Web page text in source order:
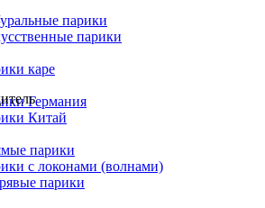
парики
парики
каре
Германия
Китай
парики
с локонами (волнами)
парики